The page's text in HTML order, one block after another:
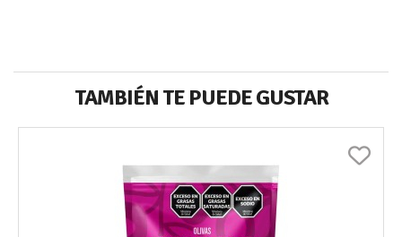
TAMBIÉN TE PUEDE GUSTAR